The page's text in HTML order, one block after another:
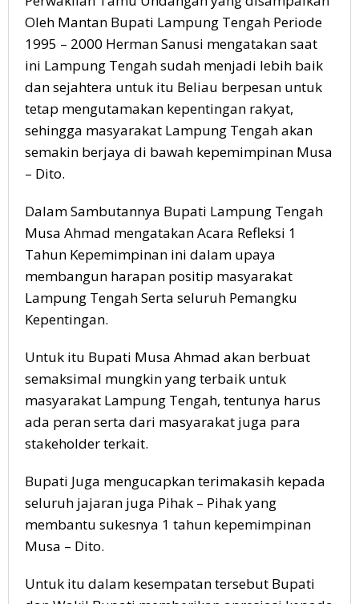
Oleh Mantan Bupati Lampung Tengah Periode
1995 – 2000 Herman Sanusi mengatakan saat
ini Lampung Tengah sudah menjadi lebih baik
dan sejahtera untuk itu Beliau berpesan untuk
tetap mengutamakan kepentingan rakyat,
sehingga masyarakat Lampung Tengah akan
semakin berjaya di bawah kepemimpinan Musa
– Dito.
Dalam Sambutannya Bupati Lampung Tengah
Musa Ahmad mengatakan Acara Refleksi 1
Tahun Kepemimpinan ini dalam upaya
membangun harapan positip masyarakat
Lampung Tengah Serta seluruh Pemangku
Kepentingan.
Untuk itu Bupati Musa Ahmad akan berbuat
semaksimal mungkin yang terbaik untuk
masyarakat Lampung Tengah, tentunya harus
ada peran serta dari masyarakat juga para
stakeholder terkait.
Bupati Juga mengucapkan terimakasih kepada
seluruh jajaran juga Pihak – Pihak yang
membantu sukesnya 1 tahun kepemimpinan
Musa – Dito.
Untuk itu dalam kesempatan tersebut Bupati